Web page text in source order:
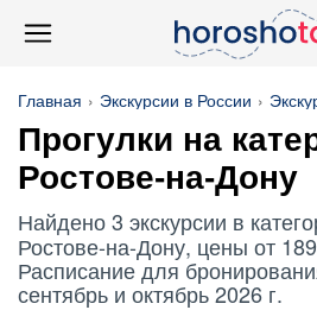
Главная Экскурсии в России
Прогулки на
Ростове-на-Дону
Найдено 3 экскурсии в
Ростове-на-Дону, цены от
Расписание для
сентябрь и октябрь 2026 г.